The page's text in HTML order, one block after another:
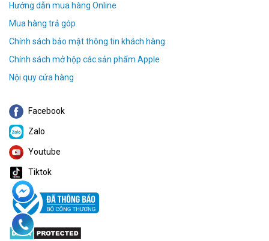
Hướng dẫn mua hàng Online
Mua hàng trả góp
Chính sách bảo mật thông tin khách hàng
Chính sách mở hộp các sản phẩm Apple
Nội quy cửa hàng
Facebook
Zalo
Youtube
Tiktok